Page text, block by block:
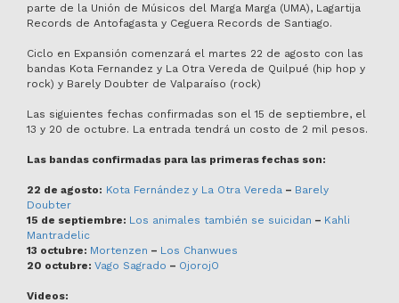
parte de la Unión de Músicos del Marga Marga (UMA), Lagartija
Records de Antofagasta y Ceguera Records de Santiago.
Ciclo en Expansión comenzará el martes 22 de agosto con las
bandas Kota Fernandez y La Otra Vereda de Quilpué (hip hop y
rock) y Barely Doubter de Valparaíso (rock)
Las siguientes fechas confirmadas son el 15 de septiembre, el
13 y 20 de octubre. La entrada tendrá un costo de 2 mil pesos.
Las bandas confirmadas para las primeras fechas son:
22 de agosto: Kota Fernández y La Otra Vereda – Barely
Doubter
15 de septiembre: Los animales también se suicidan – Kahli
Mantradelic
13 octubre: Mortenzen – Los Chanwues
20 octubre: Vago Sagrado – OjorojO
Videos: